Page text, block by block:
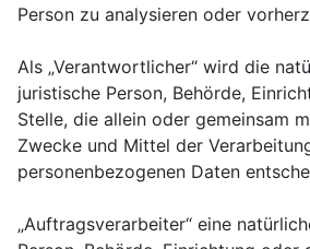
Person zu analysieren oder
Als „Verantwortlicher“ wird die
juristische Person, Behörde,
Stelle, die allein oder gemeinsam
Zwecke und Mittel der
personenbezogenen Daten
„Auftragsverarbeiter“ eine